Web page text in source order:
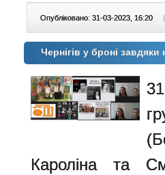
Опубліковано: 31-03-2023, 16:20 |
Чернігів у броні
Кароліна та